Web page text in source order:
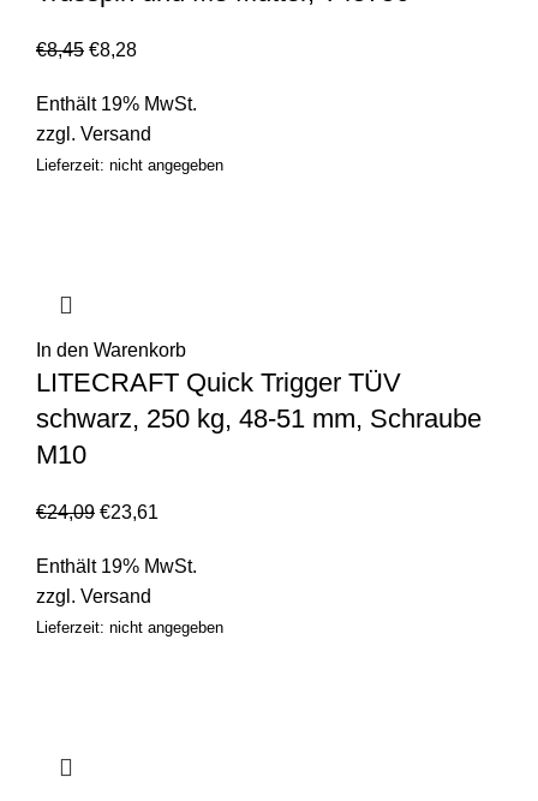
€8,45 €8,28
Enthält 19% MwSt.
zzgl. Versand
Lieferzeit: nicht angegeben
In den Warenkorb
LITECRAFT Quick Trigger TÜV
schwarz, 250 kg, 48-51 mm, Schraube
M10
€24,09 €23,61
Enthält 19% MwSt.
zzgl. Versand
Lieferzeit: nicht angegeben